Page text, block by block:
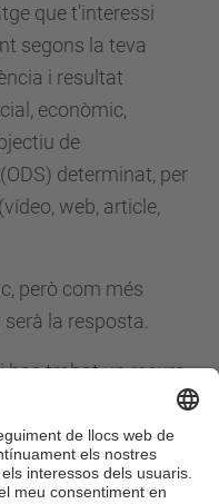
que t'interessi
segons la teva
i resultat
econòmic,
de
determinat, per
web, article,
però com més
la resposta.
has trobat un recurs
si us plau